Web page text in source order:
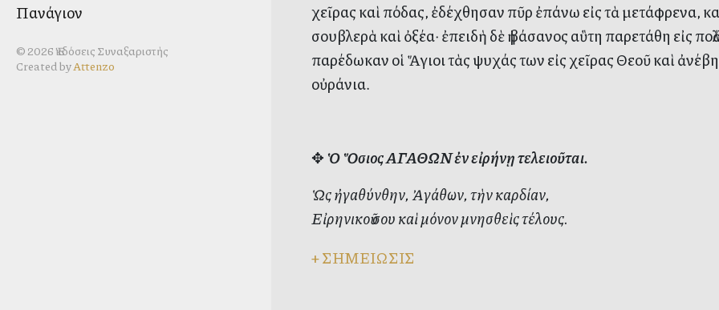
Πανάγιον
© 2026 Ἐκδόσεις Συναξαριστὴς
Created byAttenzo
χεῖρας καὶ πόδας, ἐδέχθησαν πῦρ ἐπάνω εἰς τὰ μετάφρενα,
σουβλερὰ καὶ ὀξέα· ἐπειδὴ δὲ ἡ βάσανος αὓτη παρετάθη εἰς
παρέδωκαν οἱ Ἅγιοι τὰς ψυχάς των εἰς χεῖρας Θεοῦ καὶ
οὐράνια.
✥ Ὁ Ὅσιος ΑΓΑΘΩΝ ἐν εἰρήνῃ τελειοῦται.
Ὡς ἠγαθύνθην, Ἀγάθων, τὴν καρδίαν,
Εἰρηνικοῦ σου καὶ μόνον μνησθεὶς τέλους.
+ΣΗΜΕΙΩΣΙΣ